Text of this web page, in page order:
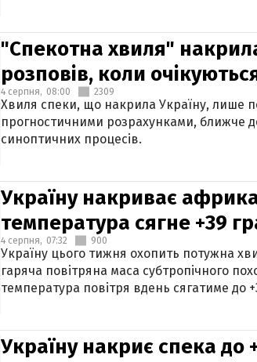
"Спекотна хвиля"
розповів, коли
4 серпня, 08:00 2309
Хвиля спеки, що накрила Україну, лише
прогностичними розрахунками, ближче
синоптичних процесів.
Україну накриває
температура сягне +39
4 серпня, 07:32 900
Україну цього тижня охопить потужна
гаряча повітряна маса субтропічного
температура повітря вдень сягатиме до
Україну накриє спека до